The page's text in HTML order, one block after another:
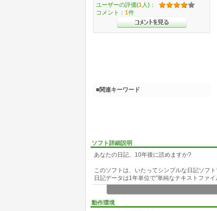
ソフト詳細説明
あなたの日記、10年後に読めますか?
このソフトは、いたってシンプルな日記ソフト
日記データは1年単位で"単純なテキストファイ
多機能かつフリーの日記ソフトが数多く出回
その理由は、最初の問い掛けにありました。
動作環境
ユーザーの評価(1 人)：
コメント： 1件
■関連キーワード